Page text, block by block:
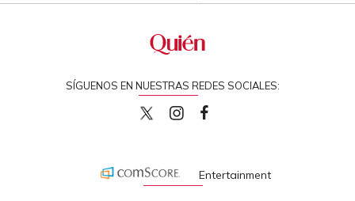
SÍGUENOS EN NUESTRAS REDES SOCIALES:
quiencom
Entertainment